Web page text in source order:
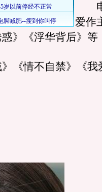
电
爱作
》《浮华背后》等
情不自禁》《我